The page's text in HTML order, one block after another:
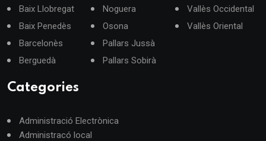
Baix Llobregat
Baix Penedès
Barcelonès
Berguedà
Noguera
Osona
Pallars Jussà
Pallars Sobirà
Vallès Occidental
Vallès Oriental
Categories
Administració Electrònica
Administracó local